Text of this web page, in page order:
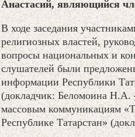
Анастасий, являющийся
В ходе заседания
религиозных властей,
вопросы национальных и
слушателей были
информации Республики
(докладчик: Беломоина Н.А.
массовым коммуникациям
Республике Татарстан»